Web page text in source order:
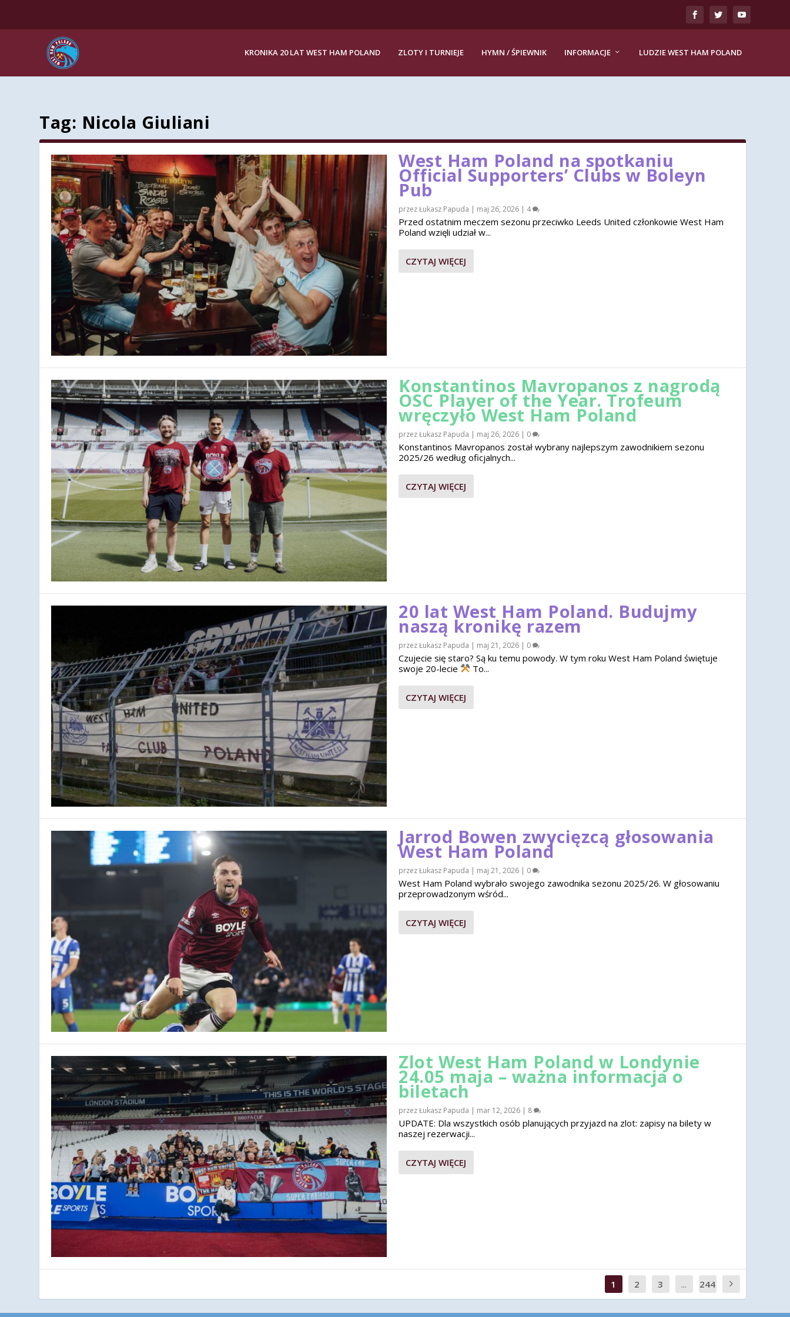
KRONIKA 20 LAT WEST HAM POLAND ZLOTY I TURNIEJE HYMN / ŚPIEWNIK INFORMACJE LUDZIE WEST HAM POLAND
Tag: Nicola Giuliani
West Ham Poland na spotkaniu
Official Supporters’ Clubs w Boleyn
Pub
przezŁukasz Papuda | maj 26, 2026 | 4
Przed ostatnim meczem sezonu przeciwko Leeds United członkowie West Ham
Poland wzięli udział w...
CZYTAJ WIĘCEJ
Konstantinos Mavropanos z nagrodą
OSC Player of the Year. Trofeum
wręczyło West Ham Poland
przezŁukasz Papuda | maj 26, 2026 | 0
Konstantinos Mavropanos został wybrany najlepszym zawodnikiem sezonu
2025/26 według oficjalnych...
CZYTAJ WIĘCEJ
20 lat West Ham Poland. Budujmy
naszą kronikę razem
przezŁukasz Papuda | maj 21, 2026 | 0
Czujecie się staro? Są ku temu powody. W tym roku West Ham Poland świętuje
swoje 20-lecie
To...
CZYTAJ WIĘCEJ
Jarrod Bowen zwycięzcą głosowania
West Ham Poland
przezŁukasz Papuda | maj 21, 2026 | 0
West Ham Poland wybrało swojego zawodnika sezonu 2025/26. W głosowaniu
przeprowadzonym wśród...
CZYTAJ WIĘCEJ
Zlot West Ham Poland w Londynie
24.05 maja – ważna informacja o
biletach
przezŁukasz Papuda | mar 12, 2026 | 8
UPDATE: Dla wszystkich osób planujących przyjazd na zlot: zapisy na bilety w
naszej rezerwacji...
CZYTAJ WIĘCEJ
1 2 3 ...
244
0